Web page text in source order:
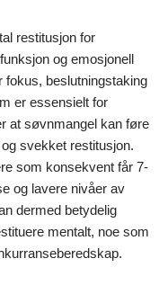
restitusjon for
og emosjonell
fokus, beslutningstaking
er essensielt for
at søvnmangel kan føre
svekket restitusjon.
som konsekvent får 7-
og lavere nivåer av
dermed betydelig
mentalt, noe som